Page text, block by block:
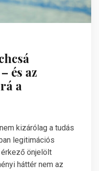
és az
a
kizárólag a tudás
legitimációs
önjelölt
háttér nem az